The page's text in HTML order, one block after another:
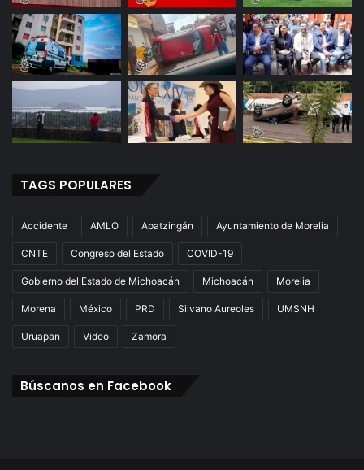
TAGS POPULARES
Accidente AMLO Apatzingán Ayuntamiento de Morelia
CNTE Congreso del Estado COVID-19
Gobierno del Estado de Michoacán Michoacán Morelia
Morena México PRD Silvano Aureoles UMSNH
Uruapan Video Zamora
Búscanos en Facebook